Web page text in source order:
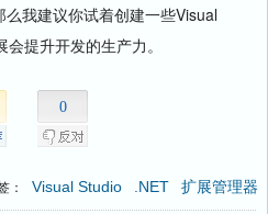
我建议你试着创建一些Visual
提升开发的生产力。
0
： Visual Studio .NET 扩展管理器